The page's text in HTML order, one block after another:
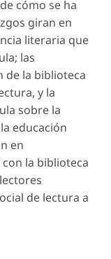
cómo se ha
giran en
literaria que
las
de la biblioteca
y la
sobre la
educación
en
la biblioteca
de lectura a